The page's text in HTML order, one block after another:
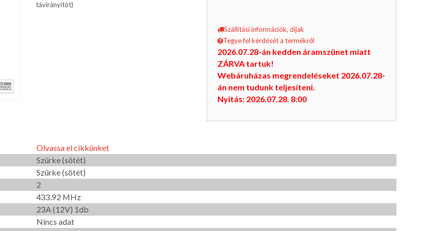
távirányítót)
Szállítási információk, díjak
Tegye fel kérdését a termékről
2026.07.28-án kedden áramszünet miatt
ZÁRVA tartuk!
Webáruházas megrendeléseket 2026.07.28-
án nem tudunk teljesíteni.
Nyitás: 2026.07.28. 8:00
Olvassa el cikkünket
Szürke (sötét)
Szürke (sötét)
2
433.92 MHz
23A (12V) 1db
Nincs adat